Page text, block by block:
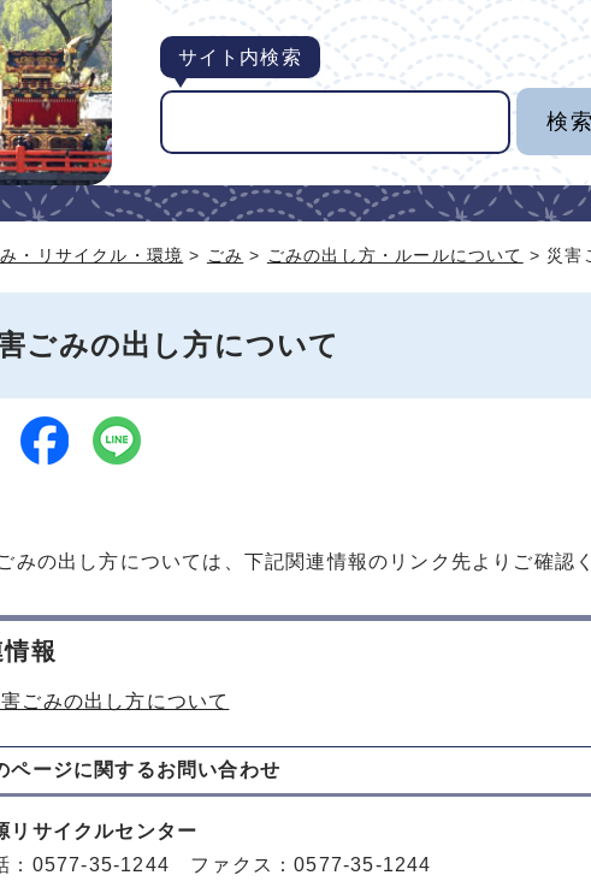
サイト内検索
・リサイクル・環境 > ごみ > ごみの出し方・ルールについて > 災害
ごみの出し方について
みの出し方については、下記関連情報のリンク先よりご確認
情報
ごみの出し方について
ページに関するお問い合わせ
リサイクルセンター
：0577-35-1244 ファクス：0577-35-1244